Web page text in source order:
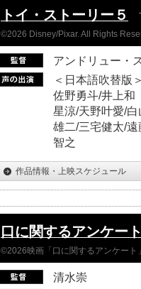
トイ・ストーリー５
©2026 Disney/Pixar. All Rights
アンドリュー・
＜日本語吹替版
佐野勇斗/井上和
星涼/天野叶愛/
雄二/三宅健太/
智之
作品情報・上映スケジュール
口に関するアンケー
©2026映画「口に関するアンケート
清水崇